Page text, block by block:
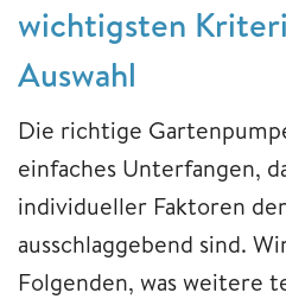
wichtigsten
Auswahl
Die richtige
einfaches Unterfangen,
individueller Faktoren
ausschlaggebend sind.
Folgenden, was weitere